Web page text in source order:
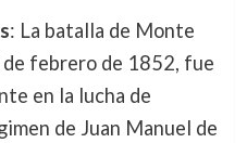
: La batalla de Monte
de febrero de 1852, fue
en la lucha de
de Juan Manuel de